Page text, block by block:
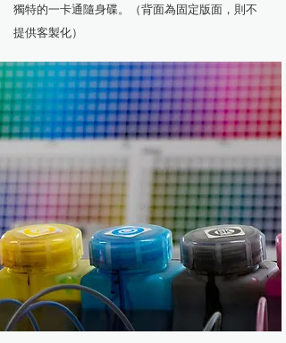
獨特的一卡通隨身碟。（背面為固定版面，則不
提供客製化）